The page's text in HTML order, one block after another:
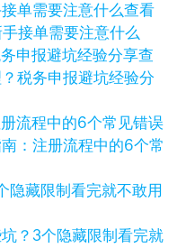
查看
接单需要注意什么
查
税务申报避坑经验分
：注册流程中的6个常
？3个隐藏限制看完就